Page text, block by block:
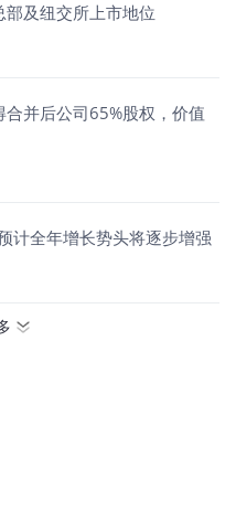
及纽交所上市地位
并后公司65%股权，价值
计全年增长势头将逐步增强